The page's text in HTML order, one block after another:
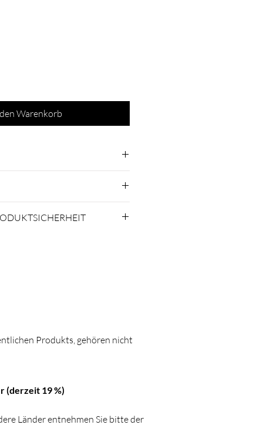
Warenkorb
wische diese mit einem
Produkts, gehören nicht
(derzeit 19 %)
Länder entnehmen Sie bitte der